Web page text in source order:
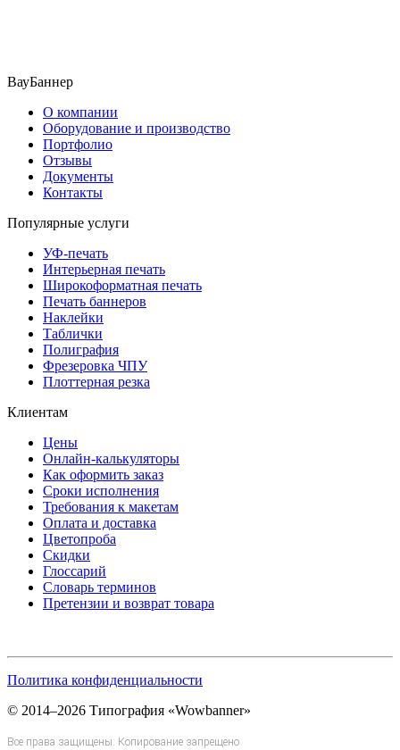
ВауБаннер
О компании
Оборудование и производство
Портфолио
Отзывы
Документы
Контакты
Популярные услуги
УФ-печать
Интерьерная печать
Широкоформатная печать
Печать баннеров
Наклейки
Таблички
Полиграфия
Фрезеровка ЧПУ
Плоттерная резка
Клиентам
Цены
Онлайн-калькуляторы
Как оформить заказ
Сроки исполнения
Требования к макетам
Оплата и доставка
Цветопроба
Скидки
Глоссарий
Словарь терминов
Претензии и возврат товара
Политика конфиденциальности
© 2014–2026 Типография «Wowbanner»
Все права защищены. Копирование запрещено